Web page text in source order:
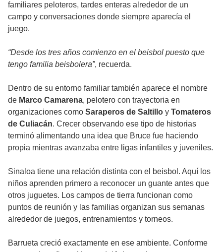
familiares peloteros, tardes enteras alrededor de un
campo y conversaciones donde siempre aparecía el
juego.
“Desde los tres años comienzo en el beisbol puesto que
tengo familia beisbolera”, recuerda.
Dentro de su entorno familiar también aparece el nombre
de Marco Camarena, pelotero con trayectoria en
organizaciones como Saraperos de Saltillo y Tomateros
de Culiacán. Crecer observando ese tipo de historias
terminó alimentando una idea que Bruce fue haciendo
propia mientras avanzaba entre ligas infantiles y juveniles.
Sinaloa tiene una relación distinta con el beisbol. Aquí los
niños aprenden primero a reconocer un guante antes que
otros juguetes. Los campos de tierra funcionan como
puntos de reunión y las familias organizan sus semanas
alrededor de juegos, entrenamientos y torneos.
Barrueta creció exactamente en ese ambiente. Conforme